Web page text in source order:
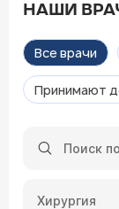
НАШИ
Все врачи
Принимают
Хирургия